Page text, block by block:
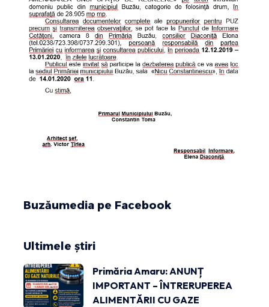
Buzăumedia pe Facebook
Ultimele știri
Primăria Amaru: ANUNȚ
IMPORTANT – ÎNTRERUPEREA
ALIMENTĂRII CU GAZE